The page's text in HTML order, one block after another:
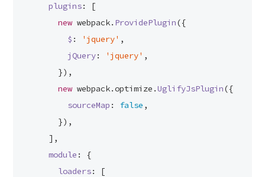
plugins: [
new webpack. ProvidePlugin({
$ : 'jquery' ,
jQuery: 'jquery' ,
      }),
new webpack.optimize .UglifyJsPlugin({
sourceMap : false ,
      }),
    ],
module : {
loaders: [